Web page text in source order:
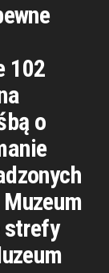
102
o
strefy